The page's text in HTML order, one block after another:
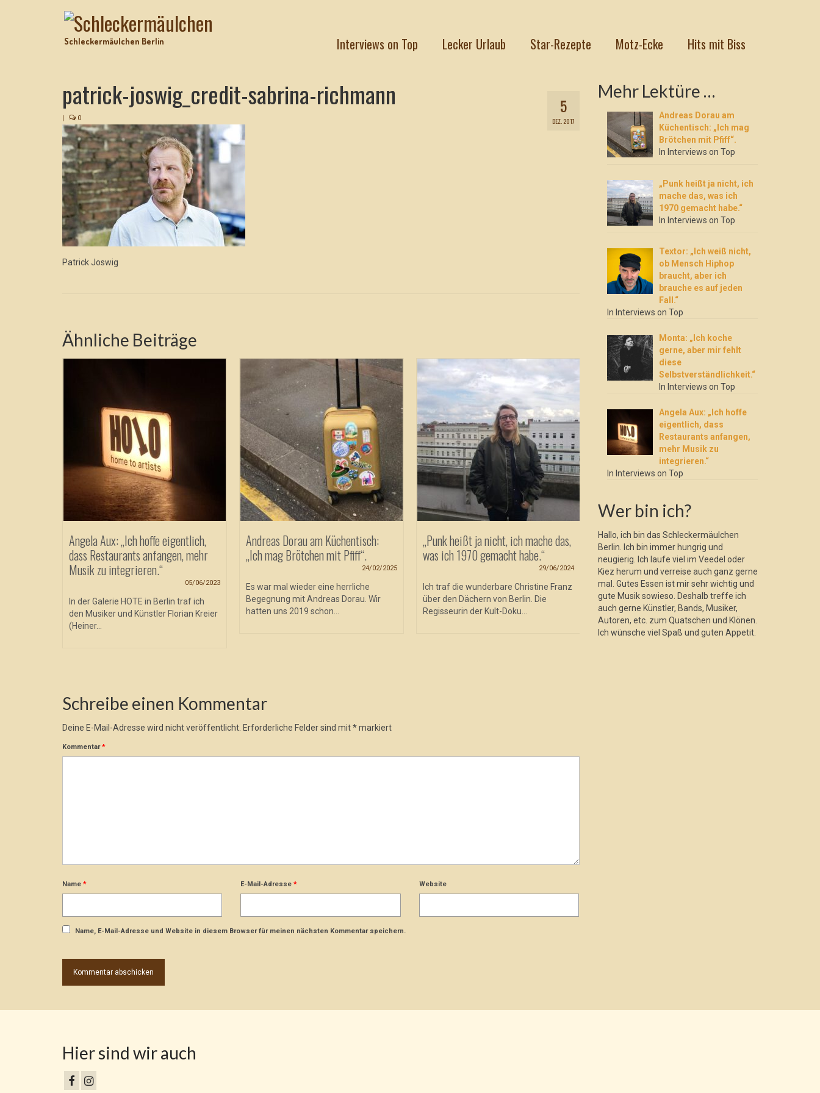
Schleckermäulchen Berlin Interviews on Top Lecker Urlaub Star-Rezepte Motz-Ecke Hits mit Biss
5
DEZ. 2017
patrick-joswig_credit-sabrina-richmann
| 0
Patrick Joswig
Ähnliche Beiträge
Angela Aux: „Ich hoffe eigentlich,
dass Restaurants anfangen, mehr
Musik zu integrieren.“
05/06/2023
In der Galerie HOTE in Berlin traf ich
den Musiker und Künstler Florian Kreier
(Heiner...
Andreas Dorau am Küchentisch:
„Ich mag Brötchen mit Pfiff“.
24/02/2025
Es war mal wieder eine herrliche
Begegnung mit Andreas Dorau. Wir
hatten uns 2019 schon...
„Punk heißt ja nicht, ich mache das,
was ich 1970 gemacht habe.“
29/06/2024
Ich traf die wunderbare Christine Franz
über den Dächern von Berlin. Die
Regisseurin der Kult-Doku...
Textor: „Ich weiß nicht, ob Mensch
Hiphop braucht, aber ich brauche es
auf jeden Fall.“
02/04/2024
Ich erwähne am Anfang des Gesprächs
gerne, dass wir beim
Schleckermäulchen sind und
vorzugsweise über...
Schreibe einen Kommentar
Deine E-Mail-Adresse wird nicht veröffentlicht. Erforderliche Felder sind mit*markiert
Kommentar*
Name * E-Mail-Adresse* Website
Name, E-Mail-Adresse und Website in diesem Browser für meinen nächsten Kommentar speichern.
Mehr Lektüre …
Andreas Dorau am
Küchentisch: „Ich mag
Brötchen mit Pfiff“.
In Interviews on Top
„Punk heißt ja nicht, ich
mache das, was ich
1970 gemacht habe.“
In Interviews on Top
Textor: „Ich weiß nicht,
ob Mensch Hiphop
braucht, aber ich
brauche es auf jeden
Fall.“
In Interviews on Top
Monta: „Ich koche
gerne, aber mir fehlt
diese
Selbstverständlichkeit.“
In Interviews on Top
Angela Aux: „Ich hoffe
eigentlich, dass
Restaurants anfangen,
mehr Musik zu
integrieren.“
In Interviews on Top
Wer bin ich?
Hallo, ich bin das Schleckermäulchen
Berlin. Ich bin immer hungrig und
neugierig. Ich laufe viel im Veedel oder
Kiez herum und verreise auch ganz gerne
mal. Gutes Essen ist mir sehr wichtig und
gute Musik sowieso. Deshalb treffe ich
auch gerne Künstler, Bands, Musiker,
Autoren, etc. zum Quatschen und Klönen.
Ich wünsche viel Spaß und guten Appetit.
Hier sind wir auch